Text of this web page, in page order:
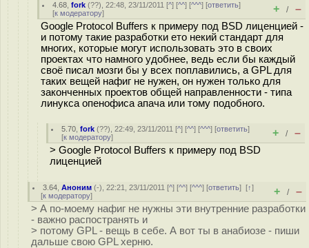
4.68 ,fork (??), 22:48, 23/11/2011 [^] [^^] [^^^] [ответить]
[к модератору] + / –
Google Protocol Buffers к примеру под BSD лиценцией -
и потому такие разработки ето некий стандарт для
многих, которые могут использовать это в своих
проектах что намного удобнее, ведь если бы каждый
своё писал мозги бы у всех поплавились, а GPL для
таких вещей нафиг не нужен, он нужен только для
законченных проектов общей направленности - типа
линукса опенофиса апача или тому подобного.
5.70 ,fork (??), 22:49, 23/11/2011 [^] [^^] [^^^] [ответить]
[к модератору] + / –
> Google Protocol Buffers к примеру под BSD
лиценцией
3.64 ,Аноним (-), 22:21, 23/11/2011 [^] [^^] [^^^] [ответить][↑]
[к модератору] + / –
> А по-моему нафиг не нужны эти внутренние разработки
- важно распостранять и
> потому GPL - вещь в себе. А вот ты в анабиозе - пиши
дальше свою GPL херню.